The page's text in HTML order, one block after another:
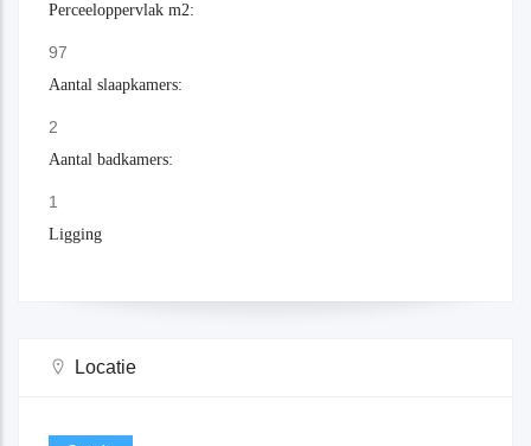
Perceeloppervlak m2:
97
Aantal slaapkamers:
2
Aantal badkamers:
1
Ligging
Locatie